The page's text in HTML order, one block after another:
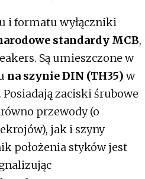
i formatu wyłączniki
standardy MCB,
Są umieszczone w
na szynie DIN (TH35)w
zaciski śrubowe
przewody (o
jak i szyny
położenia styków jest